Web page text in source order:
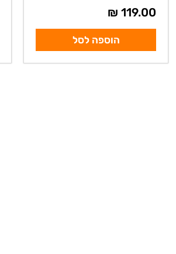
119.00
₪
הוספה לסל